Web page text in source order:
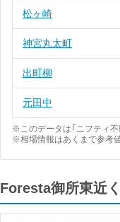
松ヶ崎
神宮丸太町
出町柳
元田中
※このデータは「ニフティ
※相場情報はあくまで参考
Foresta御所東近